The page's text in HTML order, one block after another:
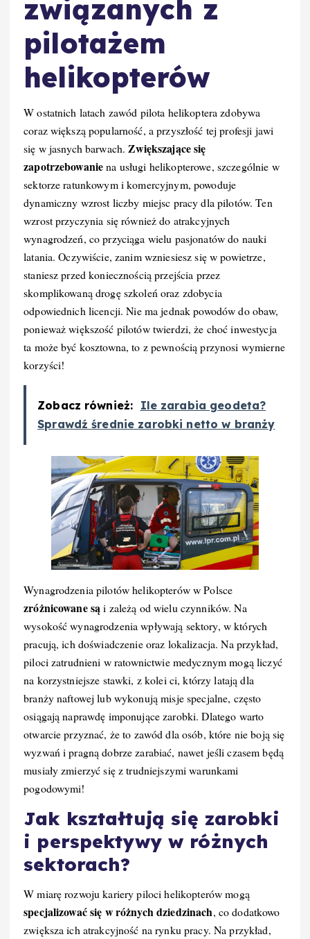
związanych z
pilotażem
helikopterów
W ostatnich latach zawód pilota helikoptera zdobywa
coraz większą popularność, a przyszłość tej profesji jawi
się w jasnych barwach. Zwiększające się
zapotrzebowaniena usługi helikopterowe, szczególnie w
sektorze ratunkowym i komercyjnym, powoduje
dynamiczny wzrost liczby miejsc pracy dla pilotów. Ten
wzrost przyczynia się również do atrakcyjnych
wynagrodzeń, co przyciąga wielu pasjonatów do nauki
latania. Oczywiście, zanim wzniesiesz się w powietrze,
staniesz przed koniecznością przejścia przez
skomplikowaną drogę szkoleń oraz zdobycia
odpowiednich licencji. Nie ma jednak powodów do obaw,
ponieważ większość pilotów twierdzi, że choć inwestycja
ta może być kosztowna, to z pewnością przynosi wymierne
korzyści!
Zobacz również: Ile zarabia geodeta?
Sprawdź średnie zarobki netto w branży
Wynagrodzenia pilotów helikopterów w Polsce
zróżnicowane sąi zależą od wielu czynników. Na
wysokość wynagrodzenia wpływają sektory, w których
pracują, ich doświadczenie oraz lokalizacja. Na przykład,
piloci zatrudnieni w ratownictwie medycznym mogą liczyć
na korzystniejsze stawki, z kolei ci, którzy latają dla
branży naftowej lub wykonują misje specjalne, często
osiągają naprawdę imponujące zarobki. Dlatego warto
otwarcie przyznać, że to zawód dla osób, które nie boją się
wyzwań i pragną dobrze zarabiać, nawet jeśli czasem będą
musiały zmierzyć się z trudniejszymi warunkami
pogodowymi!
Jak kształtują się zarobki
i perspektywy w różnych
sektorach?
W miarę rozwoju kariery piloci helikopterów mogą
specjalizować się w różnych dziedzinach, co dodatkowo
zwiększa ich atrakcyjność na rynku pracy. Na przykład,